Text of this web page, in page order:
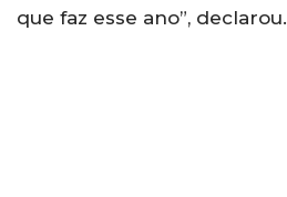
que faz esse ano”, declarou.